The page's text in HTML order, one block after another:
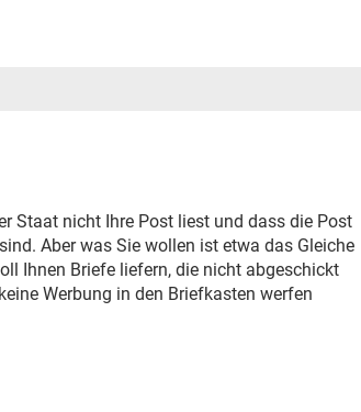
Staat nicht Ihre Post liest und dass die Post
Aber was Sie wollen ist etwa das Gleiche
Ihnen Briefe liefern, die nicht abgeschickt
Werbung in den Briefkasten werfen